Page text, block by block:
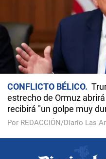
CONFLICTO BÉLICO
estrecho de Ormuz
recibirá "un golpe muy
Por REDACCIÓN/Diario Las